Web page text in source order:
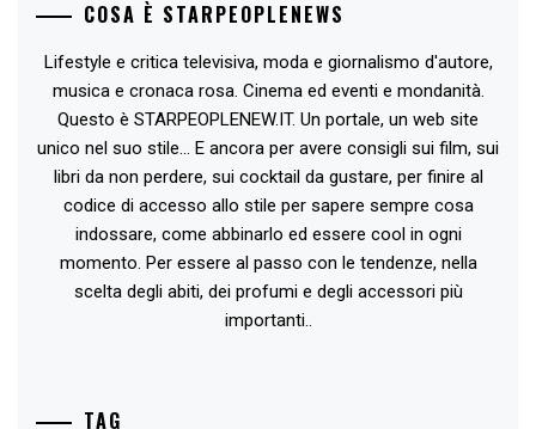
COSA È STARPEOPLENEWS
Lifestyle e critica televisiva, moda e giornalismo d'autore,
musica e cronaca rosa. Cinema ed eventi e mondanità.
Questo è STARPEOPLENEW.IT. Un portale, un web site
unico nel suo stile... E ancora per avere consigli sui film, sui
libri da non perdere, sui cocktail da gustare, per finire al
codice di accesso allo stile per sapere sempre cosa
indossare, come abbinarlo ed essere cool in ogni
momento. Per essere al passo con le tendenze, nella
scelta degli abiti, dei profumi e degli accessori più
importanti..
TAG